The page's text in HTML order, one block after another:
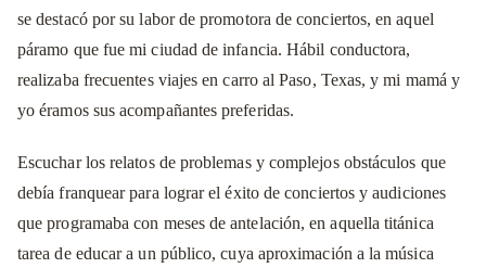
se destacó por su labor de promotora de conciertos, en aquel
páramo que fue mi ciudad de infancia. Hábil conductora,
realizaba frecuentes viajes en carro al Paso, Texas, y mi mamá y
yo éramos sus acompañantes preferidas.
Escuchar los relatos de problemas y complejos obstáculos que
debía franquear para lograr el éxito de conciertos y audiciones
que programaba con meses de antelación, en aquella titánica
tarea de educar a un público, cuya aproximación a la música